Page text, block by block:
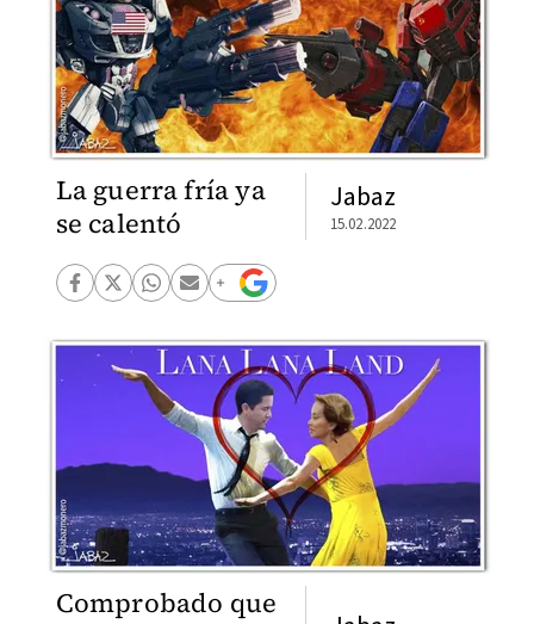
La guerra fría ya
se calentó
Jabaz
15.02.2022
Comprobado que